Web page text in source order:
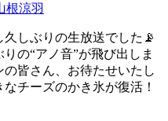
根涼羽
しぶりの生放送でした📡
の“アノ音”が飛び出しま
皆さん、お待たせいたし
チーズのかき氷が復活！